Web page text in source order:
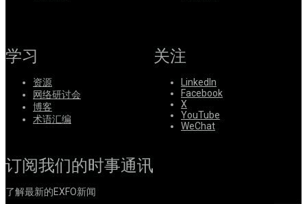
学习
资源
网络研讨会
博客
术语汇编
关注
LinkedIn
Facebook
X
YouTube
WeChat
订阅我们的时事通讯
了解最新的EXFO新闻